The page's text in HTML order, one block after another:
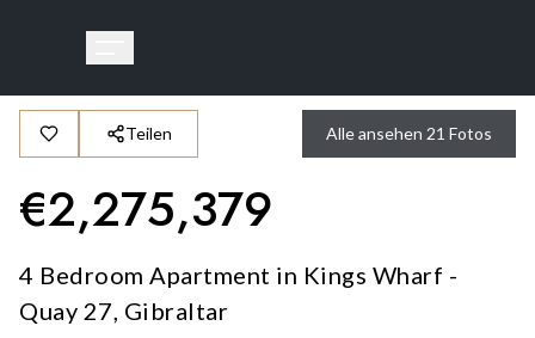
Teilen Alle ansehen 21 Fotos
€2,275,379
4 Bedroom Apartment in Kings Wharf -
Quay 27, Gibraltar